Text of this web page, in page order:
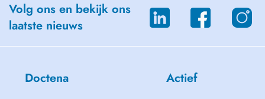
Volg ons en bekijk ons
laatste nieuws
Doctena Actief